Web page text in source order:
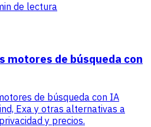
de lectura
motores de búsqueda con
de búsqueda con IA
Exa y otras alternativas a
y precios.